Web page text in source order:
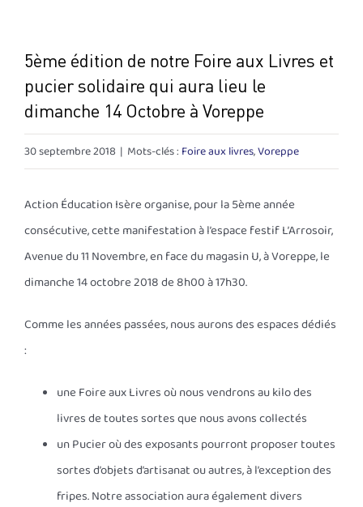
5ème édition de notre Foire aux Livres et
pucier solidaire qui aura lieu le
dimanche 14 Octobre à Voreppe
30 septembre 2018 | Mots-clés : Foire aux livres,Voreppe
Action Éducation Isère organise, pour la 5ème année
consécutive, cette manifestation à l’espace festif L’Arrosoir,
Avenue du 11 Novembre, en face du magasin U, à Voreppe, le
dimanche 14 octobre 2018 de 8h00 à 17h30.
Comme les années passées, nous aurons des espaces dédiés
:
une Foire aux Livres où nous vendrons au kilo des
livres de toutes sortes que nous avons collectés
un Pucier où des exposants pourront proposer toutes
sortes d’objets d’artisanat ou autres, à l’exception des
fripes. Notre association aura également divers